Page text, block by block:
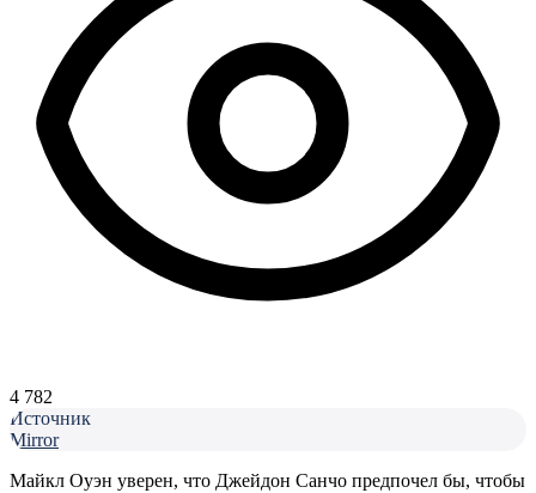
4 782
Источник
Mirror
Майкл Оуэн уверен, что Джейдон Санчо предпочел бы, чтобы